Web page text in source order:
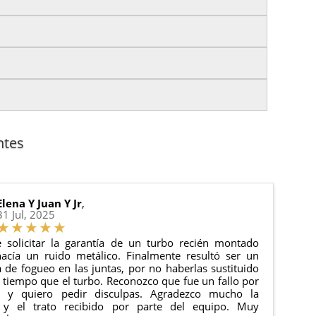
generales
del pedido para que puedas localizar tu paquete
de tu pedido.
Y Juan Y Jr,
Jul, 2025
solicitar la garantía de un turbo recién montado
un ruido metálico. Finalmente resultó ser un
de fogueo en las juntas, por no haberlas sustituido
que el turbo. Reconozco que fue un fallo por
y quiero pedir disculpas. Agradezco mucho la
y el trato recibido por parte del equipo. Muy